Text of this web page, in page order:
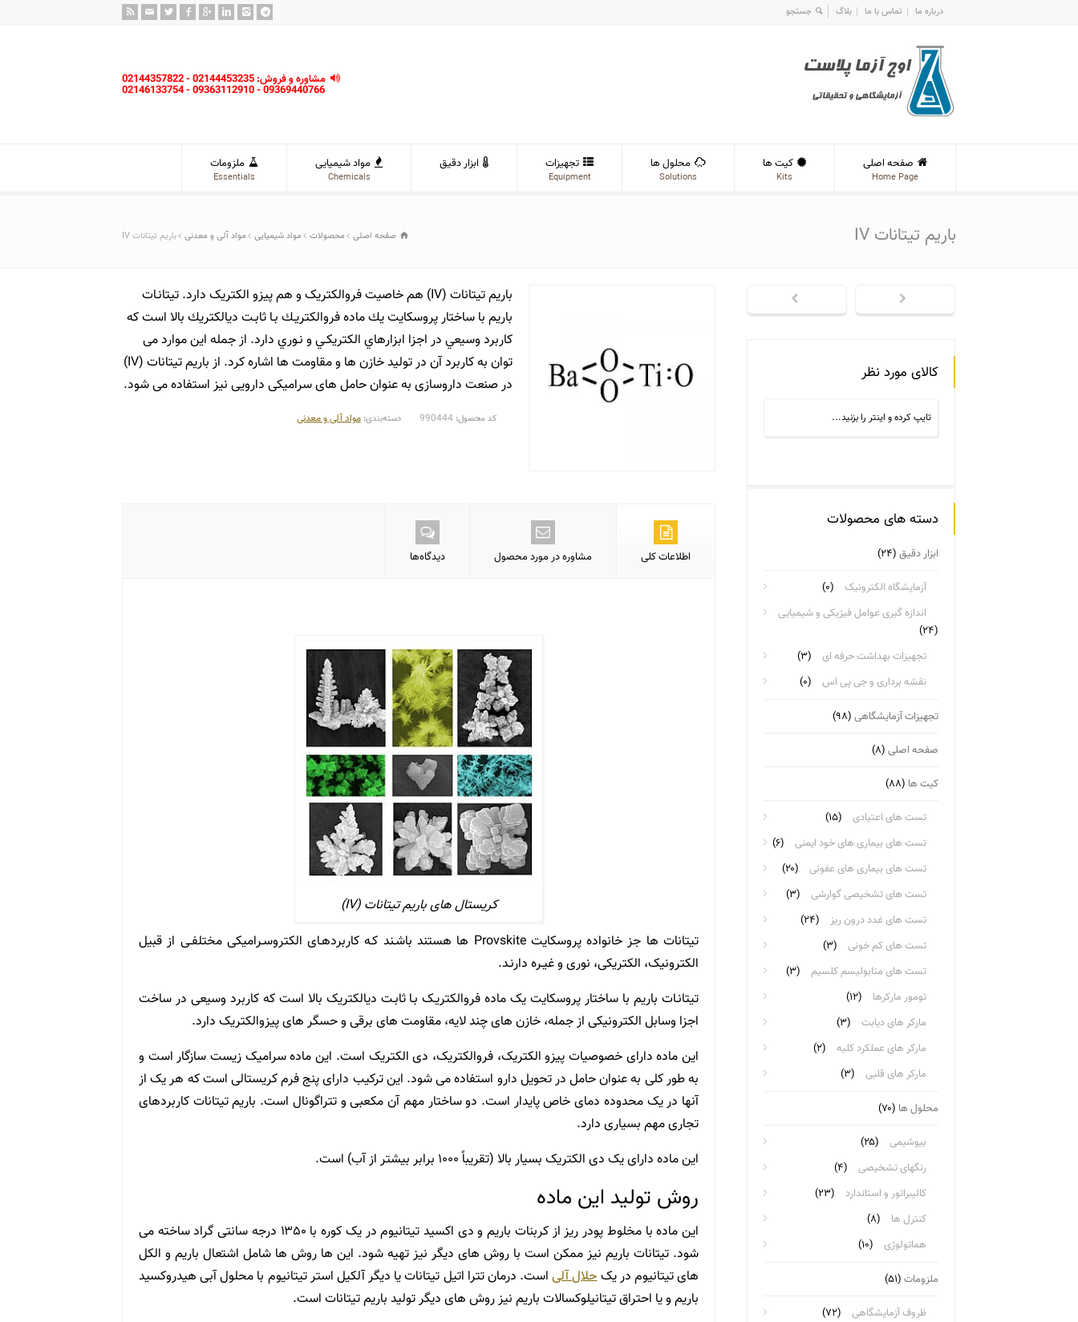
درباره ما تماس با ما بلاگ
مشاوره و فروش: 02144453235 - 02144357822
09369440766 - 09363112910 - 02146133754
صفحه اصلی
Home Page
کیت ها
Kits
محلول ها
Solutions
تجهیزات
Equipment
ابزار دقیق مواد شیمیایی
Chemicals
ملزومات
Essentials
باریم تیتانات IV صفحه اصلی محصولات مواد شیمیایی مواد آلی و معدنی باریم تیتانات IV
باریم تیتانات (IV) هم خاصیت فروالکتریک و هم پیزو الکتریک دارد. تيتانـات
باريم با ساختار پروسكايت يك ماده فروالكتريـك بـا ثابـت ديالكتريك بالا است كه
كاربرد وسيعي در اجزا ابزارهاي الكتريكـي و نـوري دارد. از جمله این موارد می
توان به کاربرد آن در تولید خازن ها و مقاومت ها اشاره کرد. از باریم تیتانات (IV)
در صنعت داروسازی به عنوان حامل های سرامیکی دارویی نیز استفاده می شود.
کد محصول: 990444 دسته‌بندی: مواد آلی و معدنی
اطلاعات کلی مشاوره در مورد محصول دیدگاه‌ها
کریستال های باریم تیتانات (IV)
تیتانات ها جز خانواده پروسکایت Provskite ها هستند باشـند کـه کاربردهـای الکتروسـرامیکی مختلفـی از قبیل
الکترونیک، الکتریکی، نوری و غیـره دارنـد.
تیتانـات باریم با ساختار پروسکایت یک ماده فروالکتریـک بـا ثابـت دیالکتریک بالا است که کاربرد وسیعی در ساخت
اجزا وسابل الکترونیکی از جمله، خازن های چند لایه، مقاومت های برقی و حسگر های پیزوالکتریک دارد.
این ماده دارای خصوصیات پیزو الکتریک، فروالکتریک، دی الکتریک است. این ماده سرامیک زیست سازگار است و
به طور کلی به عنوان حامل در تحویل دارو استفاده می شود. این ترکیب دارای پنج فرم کریستالی است که هر یک از
آنها در یک محدوده دمای خاص پایدار است. دو ساختار مهم آن مکعبی و تتراگونال است. باریم تیتانات کاربردهای
تجاری مهم بسیاری دارد.
این ماده دارای یک دی الکتریک بسیار بالا (تقریباً ۱۰۰۰ برابر بیشتر از آب) است.
روش تولید این ماده
این ماده با مخلوط پودر ریز از کربنات باریم و دی اکسید تیتانیوم در یک کوره با ۱۳۵۰ درجه سانتی گراد ساخته می
شود. تیتانات باریم نیز ممکن است با روش های دیگر نیز تهیه شود. این ها روش ها شامل اشتعال باریم و الکل
های تیتانیوم در یکحلال آلیاست. درمان تترا اتیل تیتانات یا دیگر آلکیل استر تیتانیوم با محلول آبی هیدروکسید
باریم و یا احتراق تیتانیلوکسالات باریم نیز روش های دیگر تولید باریم تیتانات است.
کالای مورد نظر
دسته های محصولات
ابزار دقیق (۲۴)
آزمایشگاه الکترونیک
(۰)
اندازه گیری عوامل فیزیکی و شیمیایی
(۲۴)
تجهیزات بهداشت حرفه ای
(۳)
نقشه برداری و جی پی اس
(۰)
تجهیزات آزمایشگاهی (۹۸)
صفحه اصلی (۸)
کیت ها (۸۸)
تست های اعتیادی
(۱۵)
تست های بیماری های خود ایمنی
(۶)
تست های بیماری های عفونی
(۲۰)
تست های تشخیصی گوارشی
(۳)
تست های غدد درون ریز
(۲۴)
تست های کم خونی
(۳)
تست های متابولیسم کلسیم
(۳)
تومور مارکرها
(۱۲)
مارکر های دیابت
(۳)
مارکر های عملکرد کلیه
(۲)
مارکر های قلبی
(۳)
محلول ها (۷۰)
بیوشیمی
(۲۵)
رنگهای تشخیصی
(۴)
کالیبراتور و استاندارد
(۲۳)
کنترل ها
(۸)
هماتولوژی
(۱۰)
ملزومات (۵۱)
ظروف آزمایشگاهی
(۷۲)